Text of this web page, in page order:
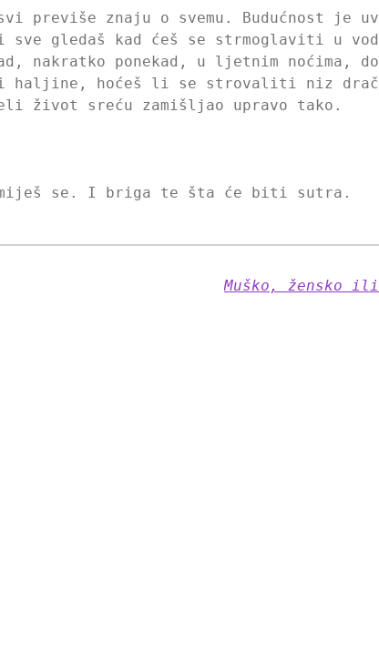
previše znaju o svemu. Budućnost je
gledaš kad ćeš se strmoglaviti u
nakratko ponekad, u ljetnim noćima,
haljine, hoćeš li se strovaliti niz
život sreću zamišljao upravo tako.
se. I briga te šta će biti sutra.
Muško, žensko